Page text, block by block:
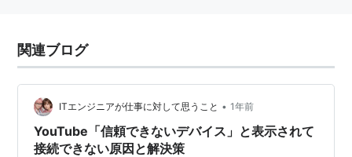
関連ブログ
ITエンジニアが仕事に対して思うこと • 1年前
YouTube「信頼できないデバイス」と表示されて
接続できない原因と解決策